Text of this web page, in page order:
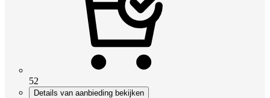
52
Details van aanbieding bekijken